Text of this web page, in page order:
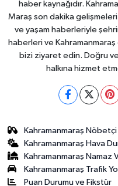
haber kaynağıdır.
Maraş son dakika
ve yaşam haberleriyle
haberleri ve
bizi ziyaret edin. Doğru
halkına hizmet
Kahramanmaraş
Kahramanmaraş Hava
Kahramanmaraş Namaz
Kahramanmaraş Trafik
Puan Durumu ve Fikstür